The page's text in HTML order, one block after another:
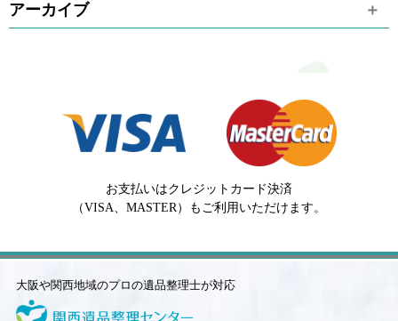
アーカイブ
お支払いはクレジットカード決済
（VISA、MASTER）もご利用いただけます。
大阪や関西地域のプロの遺品整理士が対応